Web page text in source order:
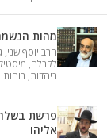
מהות
הרב יוסף שני,
לקבלה,
ביהדות, רוחות
פרשת
אליהו